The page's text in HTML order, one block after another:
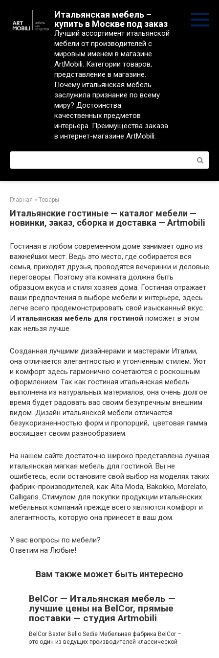
контенту
Итальянская мебель –
купить в Москве под заказ
Лучший ассортимент итальянской
мебели от производителей с
мировым именем в магазине
ArtMobili. Категории товаров,
представление в магазине.
Почему итальянская мебель
заслужила признание по всему
миру? Достоинства
качественных предметов
интерьера. Преимущества заказа
в интернет-магазине ArtMobili.
Поиск:
Главная » Товары
Итальянские гостиные — каталог мебели —
новинки, заказ, сборка и доставка — Artmobili
Гостиная в любом современном доме занимает одно из
важнейших мест. Ведь это место, где собирается вся
семья, приходят друзья, проводятся вечеринки и деловые
переговоры. Поэтому эта комната должна быть
образцом вкуса и стиля хозяев дома. Гостиная отражает
ваши предпочтения в выборе мебели и интерьере, здесь
легче всего продемонстрировать свой изысканный вкус.
И итальянская мебель для гостиной поможет в этом
как нельзя лучше.
Созданная лучшими дизайнерами и мастерами Италии,
она отличается элегантностью и утонченным стилем. Уют
и комфорт здесь гармонично сочетаются с роскошным
оформлением. Так как гостиная итальянская мебель
выполнена из натуральных материалов, она очень долгое
время будет радовать вас своим безупречным внешним
видом. Дизайн итальянской мебели отличается
безукоризненностью форм и пропорций, цветовая гамма
восхищает своим разнообразием.
На нашем сайте достаточно широко представлена лучшая
итальянская мягкая мебель для гостиной. Вы не
ошибетесь, если остановите свой выбор на моделях таких
фабрик-производителей, как Alta Moda, Bakokko, Morelato,
Calligaris. Стимулом для покупки продукции итальянских
мебельных компаний прежде всего являются комфорт и
элегантность, которую она принесет в ваш дом.
У вас вопросы по мебели?
Ответим на Любые!
Вам также может быть интересно
BelCor — Итальянская мебель —
лучшие цены на BelCor, прямые
поставки — студия Artmobili
BelCor Baxter Bello Sedie Мебельная фабрика BelCor –
это один из ведущих производителей классической